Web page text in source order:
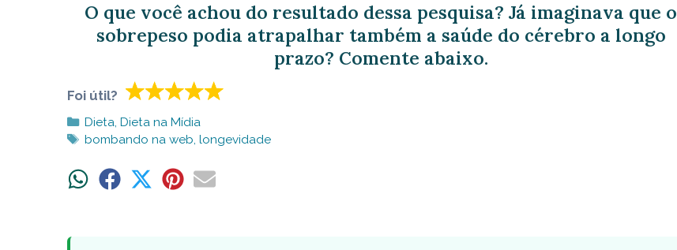
O que você achou do resultado dessa pesquisa? Já imaginava que o
sobrepeso podia atrapalhar também a saúde do cérebro a longo
prazo? Comente abaixo.
Foi útil?
Categorias
Dieta, Dieta na Mídia
Tags
bombando na web, longevidade
ShareShare ShareShareShare